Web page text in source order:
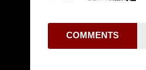
COMMENTS